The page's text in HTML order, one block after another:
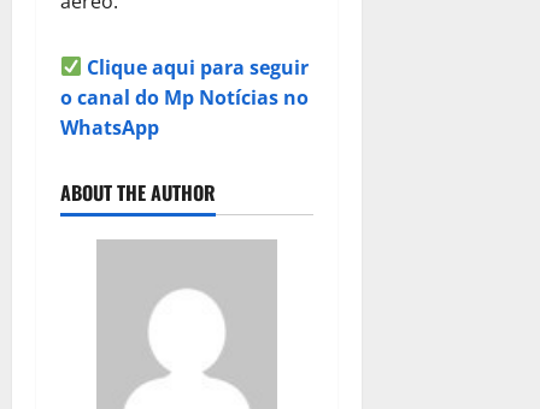
Clique aqui para seguir
o canal do Mp Notícias no
WhatsApp
ABOUT THE AUTHOR